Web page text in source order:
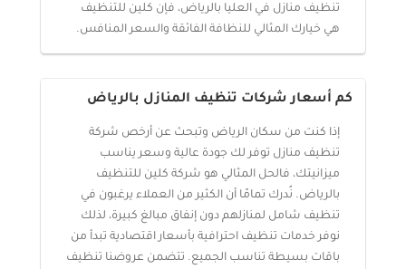
تنظيف منازل في العليا بالرياض، فإن كلين للتنظيف
هي خيارك المثالي للنظافة الفائقة والسعر المنافس.
كم أسعار شركات تنظيف المنازل بالرياض
إذا كنت من سكان الرياض وتبحث عن أرخص شركة
تنظيف منازل توفر لك جودة عالية وسعر يناسب
ميزانيتك، فالحل المثالي هو شركة كلين للتنظيف
بالرياض. نُدرك تمامًا أن الكثير من العملاء يرغبون في
تنظيف شامل لمنازلهم دون إنفاق مبالغ كبيرة، لذلك
نوفر خدمات تنظيف احترافية بأسعار اقتصادية تبدأ من
باقات بسيطة تناسب الجميع. تتضمن عروضنا تنظيف